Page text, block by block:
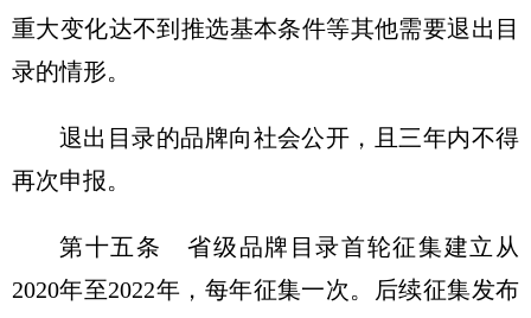
重大变化达不到推选基本条件等其他需要退出目
录的情形。
退出目录的品牌向社会公开，且三年内不得
再次申报。
第十五条 省级品牌目录首轮征集建立从
2020年至2022年，每年征集一次。后续征集发布